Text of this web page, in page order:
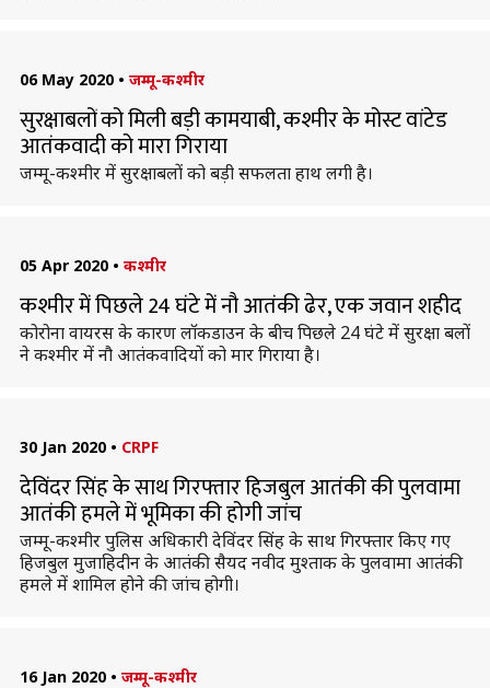
06 May 2020 • जम्मू-कश्मीर
सुरक्षाबलों को मिली बड़ी कामयाबी, कश्मीर के मोस्ट वांटेड
आतंकवादी को मारा गिराया
जम्मू-कश्मीर में सुरक्षाबलों को बड़ी सफलता हाथ लगी है।
05 Apr 2020 • कश्मीर
कश्मीर में पिछले 24 घंटे में नौ आतंकी ढेर, एक जवान शहीद
कोरोना वायरस के कारण लॉकडाउन के बीच पिछले 24 घंटे में सुरक्षा बलों
ने कश्मीर में नौ आतंकवादियों को मार गिराया है।
30 Jan 2020 • CRPF
देविंदर सिंह के साथ गिरफ्तार हिजबुल आतंकी की पुलवामा
आतंकी हमले में भूमिका की होगी जांच
जम्मू-कश्मीर पुलिस अधिकारी देविंदर सिंह के साथ गिरफ्तार किए गए
हिजबुल मुजाहिदीन के आतंकी सैयद नवीद मुश्ताक के पुलवामा आतंकी
हमले में शामिल होने की जांच होगी।
16 Jan 2020 • जम्मू-कश्मीर